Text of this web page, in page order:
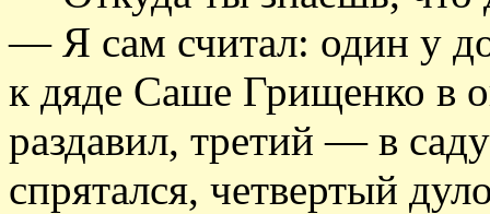
— Я сам считал: один у
к дяде Саше Грищенко в
раздавил, третий — в
спрятался, четвертый